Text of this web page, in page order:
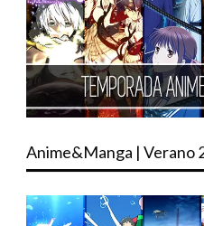
Anime&Manga | Verano